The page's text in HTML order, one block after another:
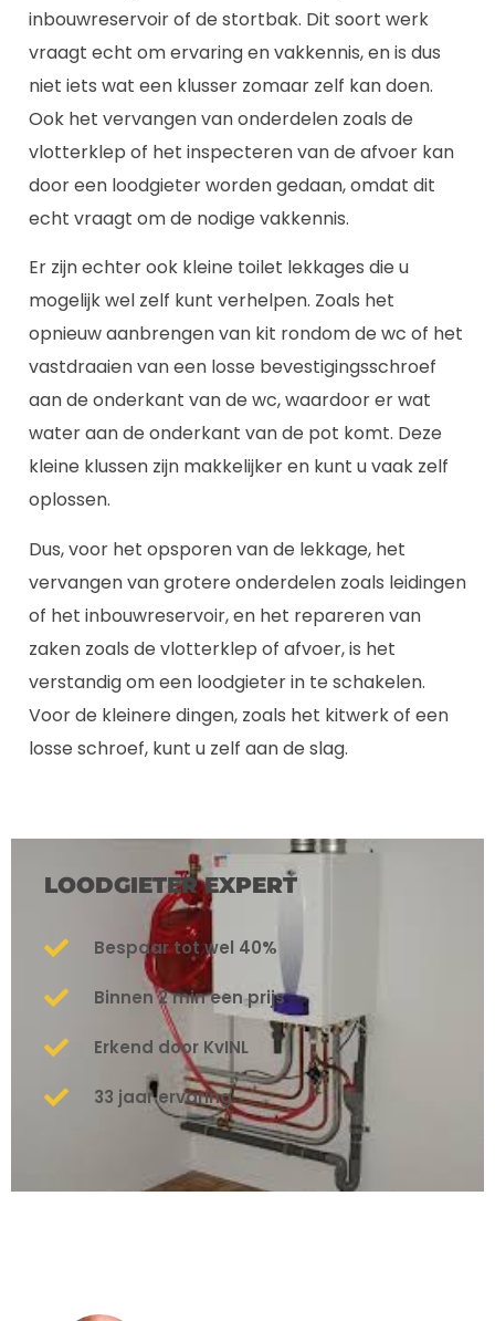
inbouwreservoir of de stortbak. Dit soort werk
vraagt echt om ervaring en vakkennis, en is dus
niet iets wat een klusser zomaar zelf kan doen.
Ook het vervangen van onderdelen zoals de
vlotterklep of het inspecteren van de afvoer kan
door een loodgieter worden gedaan, omdat dit
echt vraagt om de nodige vakkennis.
Er zijn echter ook kleine toilet lekkages die u
mogelijk wel zelf kunt verhelpen. Zoals het
opnieuw aanbrengen van kit rondom de wc of het
vastdraaien van een losse bevestigingsschroef
aan de onderkant van de wc, waardoor er wat
water aan de onderkant van de pot komt. Deze
kleine klussen zijn makkelijker en kunt u vaak zelf
oplossen.
Dus, voor het opsporen van de lekkage, het
vervangen van grotere onderdelen zoals leidingen
of het inbouwreservoir, en het repareren van
zaken zoals de vlotterklep of afvoer, is het
verstandig om een loodgieter in te schakelen.
Voor de kleinere dingen, zoals het kitwerk of een
losse schroef, kunt u zelf aan de slag.
LOODGIETER EXPERT
Bespaar tot wel 40%
Binnen 2 min een prijs
Erkend door KvINL
33 jaar ervaring